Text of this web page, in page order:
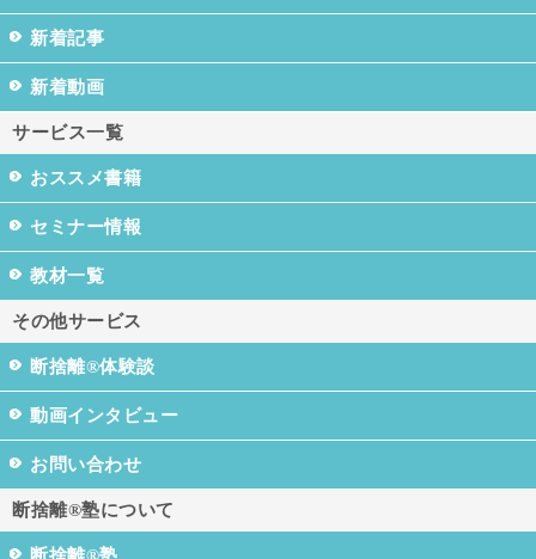
新着記事
新着動画
サービス一覧
おススメ書籍
セミナー情報
教材一覧
その他サービス
断捨離®体験談
動画インタビュー
お問い合わせ
断捨離®塾について